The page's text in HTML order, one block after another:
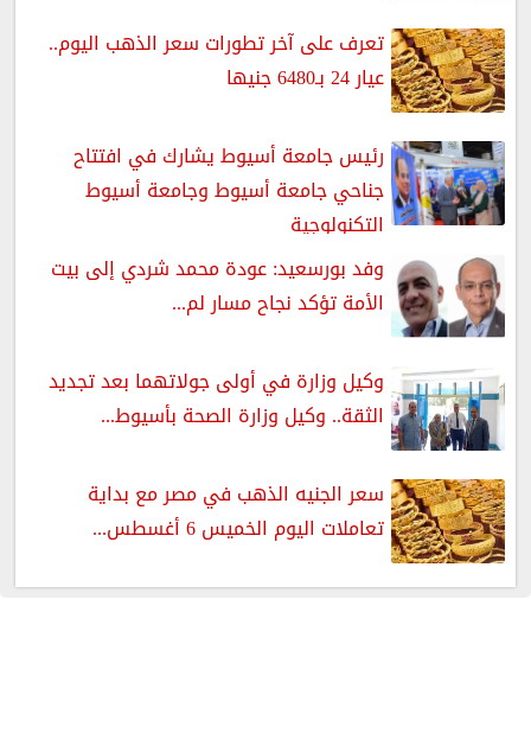
تعرف على آخر تطورات سعر الذهب اليوم..
عيار 24 بـ6480 جنيها
رئيس جامعة أسيوط يشارك في افتتاح
جناحي جامعة أسيوط وجامعة أسيوط
التكنولوجية
وفد بورسعيد: عودة محمد شردي إلى بيت
الأمة تؤكد نجاح مسار لم...
وكيل وزارة في أولى جولاتهما بعد تجديد
الثقة.. وكيل وزارة الصحة بأسيوط...
سعر الجنيه الذهب في مصر مع بداية
تعاملات اليوم الخميس 6 أغسطس...